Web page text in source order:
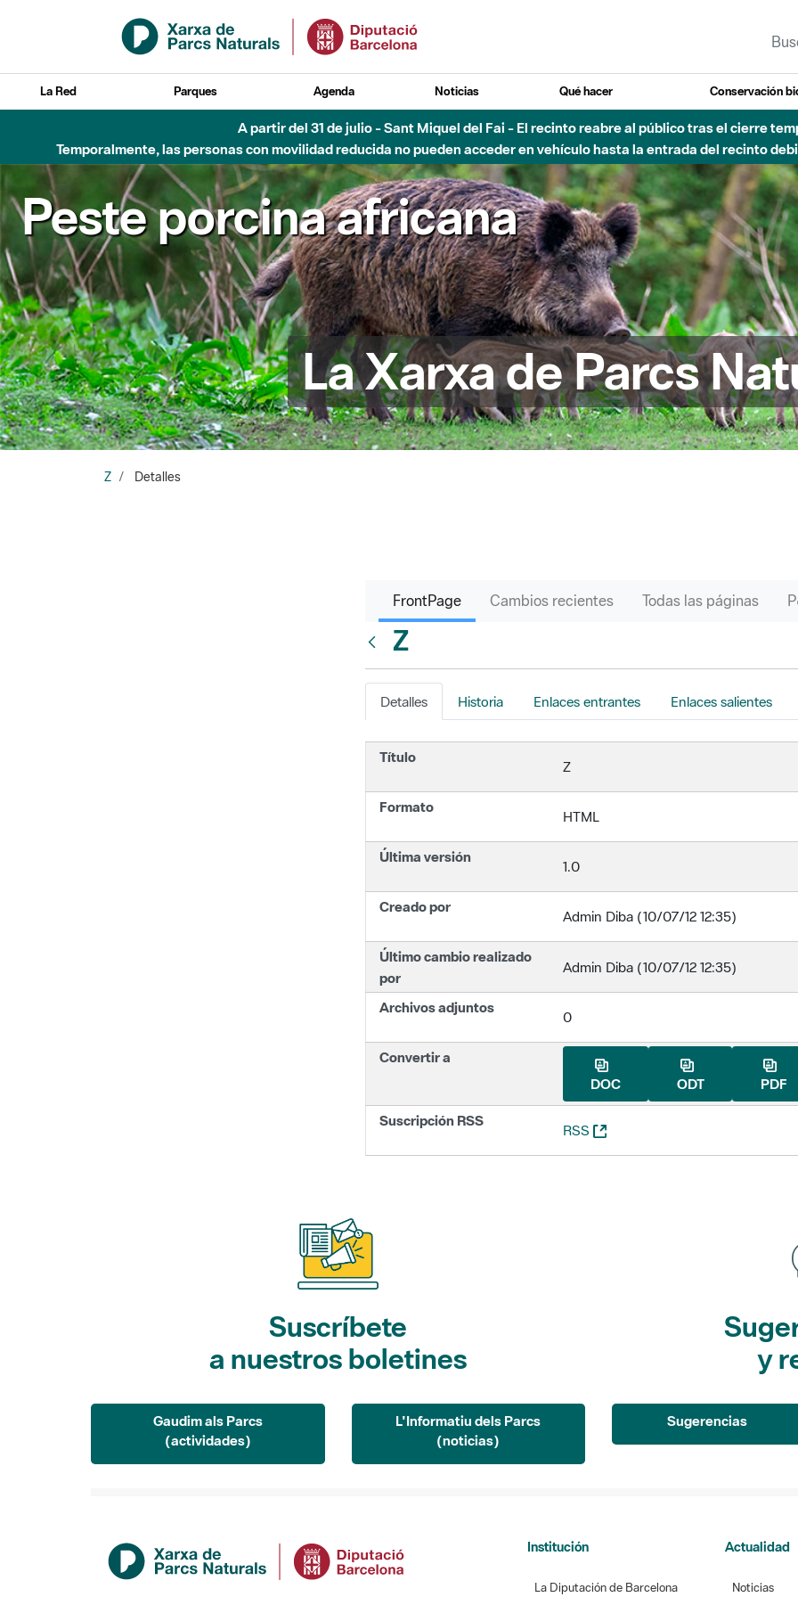
Saltar al contenido principal
La Red Parques Agenda Noticias Qué hacer Conservación
A partir del 31 de julio - Sant Miquel del Fai - El recinto reabre al público tras el cierre
Temporalmente, las personas con movilidad reducida no pueden acceder en vehículo hasta la entrada del recinto
Peste porcina africana
La Xarxa de Parcs
Z Detalles
FrontPage Cambios recientes Todas las páginas
Z
Detalles Historia Enlaces entrantes Enlaces salientes
Título
Z
Formato
HTML
Última versión
1.0
Creado por
Admin Diba (10/07/12 12:35)
Último cambio realizado
por
Admin Diba (10/07/12 12:35)
Archivos adjuntos
0
Convertir a
DOC
ODT PDF
Suscripción RSS
RSS (Abre una nueva ventana)
Suscríbete
a nuestros boletines
Gaudim als Parcs
(actividades)
L'Informatiu dels Parcs
(noticias)
y
Sugerencias
Institución
La Diputación de Barcelona
Actualidad
Noticias